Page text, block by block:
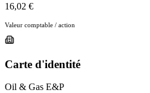
16,02 €
Valeur comptable / action
Carte d'identité
Oil & Gas E&P